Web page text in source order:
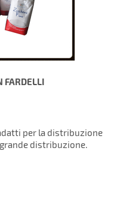
FARDELLI
per la distribuzione
distribuzione.